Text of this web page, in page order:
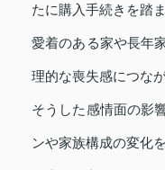
たに購入手続きを踏
愛着のある家や長年
理的な喪失感につな
そうした感情面の影
ンや家族構成の変化